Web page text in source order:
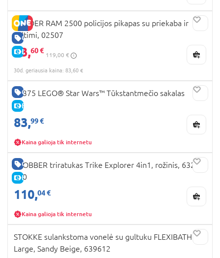
GERA KAINA
E-KAINA
BRUDER RAM 2500 policijos pikapas su priekaba ir
valtimi, 02507
83,60 €
119,00 €
30d. geriausia kaina: 83,60 €
GERA KAINA
E-KAINA
75375 LEGO® Star Wars™ Tūkstantmečio sakalas
83,99 €
Kaina galioja tik internetu
GERA KAINA
E-KAINA
GLOBBER triratukas Trike Explorer 4in1, rožinis, 632-
110
110,04 €
Kaina galioja tik internetu
STOKKE sulankstoma vonelė su gultuku FLEXIBATH X-
Large, Sandy Beige, 639612